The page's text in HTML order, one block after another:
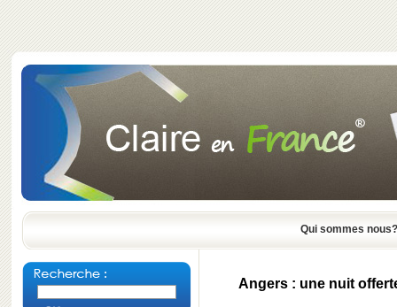
Qui sommes nous?
Angers : une nuit